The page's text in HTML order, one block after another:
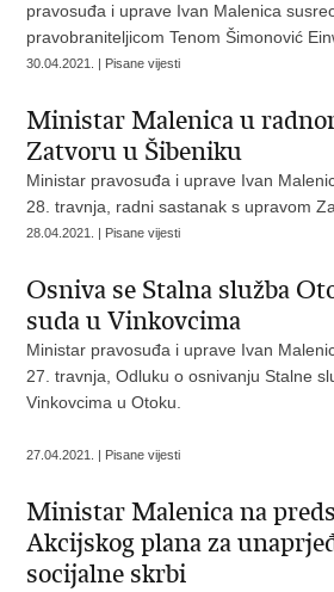
pravosuđa i uprave Ivan Malenica
pravobraniteljicom Tenom Šimonović
30.04.2021. | Pisane vijesti
Ministar Malenica u
Zatvoru u Šibeniku
Ministar pravosuđa i uprave Ivan
28. travnja, radni sastanak s upravom
28.04.2021. | Pisane vijesti
Osniva se Stalna služba
suda u Vinkovcima
Ministar pravosuđa i uprave Ivan
27. travnja, Odluku o osnivanju Stalne
Vinkovcima u Otoku.
27.04.2021. | Pisane vijesti
Ministar Malenica na
Akcijskog plana za
socijalne skrbi